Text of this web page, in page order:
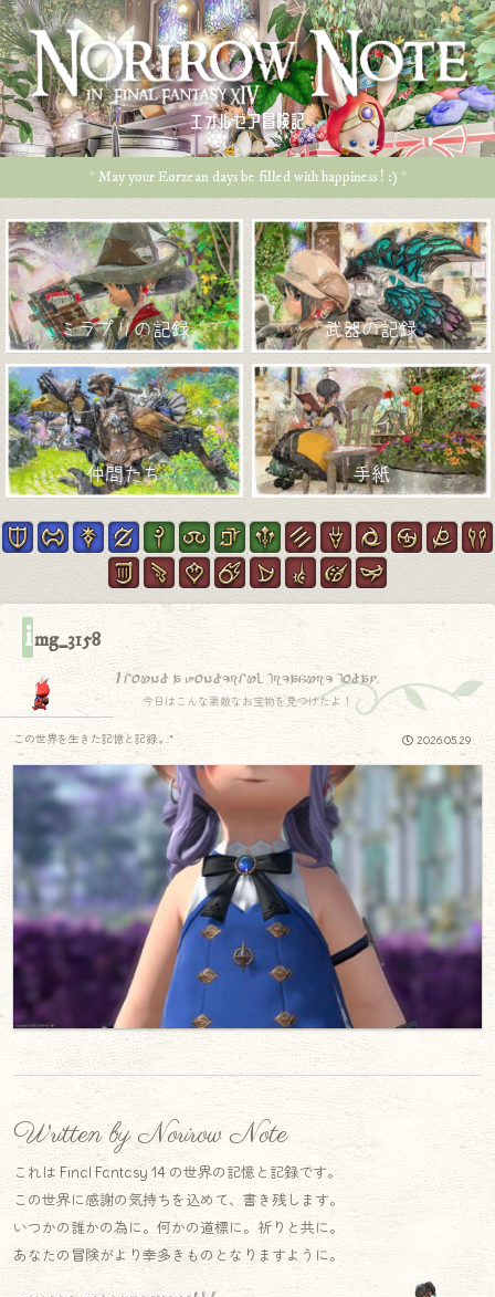
エオルゼア冒険記
* May your Eorzean days be filled with happiness ! :) *
ミラプリの記録 武器の記録
仲間たち 手紙
img_3158
I found a wonderful treasure today.
今日はこんな素敵なお宝物を見つけたよ！
2026.05.29
この世界を生きた記憶と記録.｡.:*
Written by Norirow Note
これは Final Fantasy 14 の世界の記憶と記録です。
この世界に感謝の気持ちを込めて、書き残します。
いつかの誰かの為に。何かの道標に。祈りと共に。
あなたの冒険がより幸多きものとなりますように。